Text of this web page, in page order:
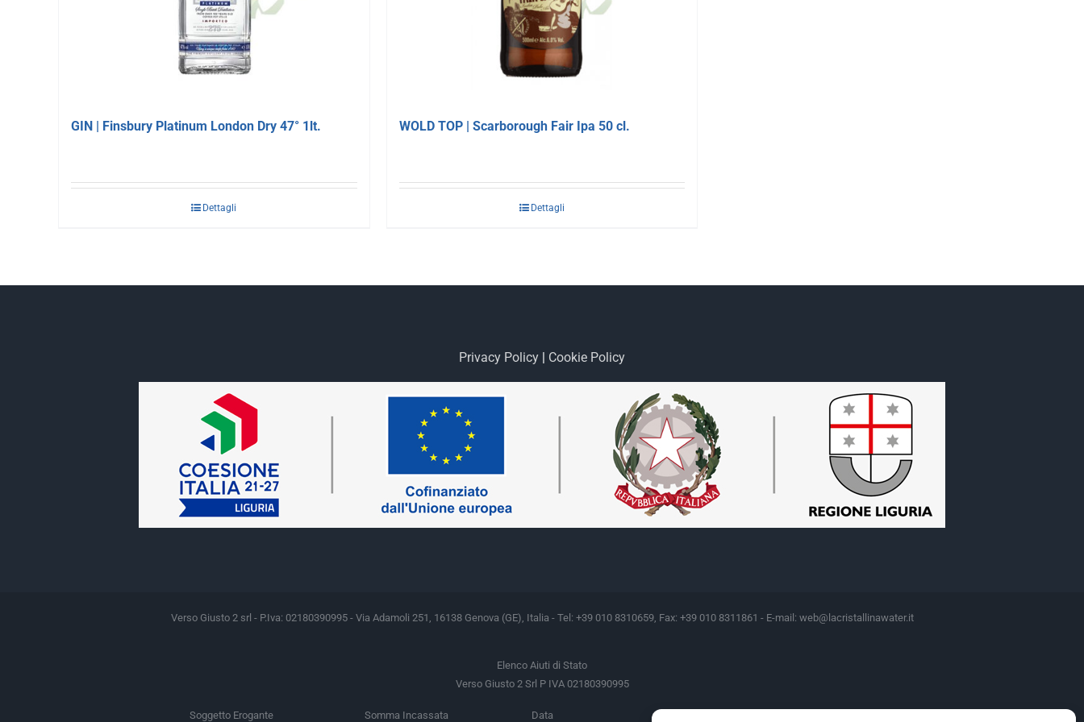
GIN | Finsbury Platinum London Dry 47° 1lt.
Dettagli
WOLD TOP | Scarborough Fair Ipa 50 cl.
Dettagli
Privacy Policy | Cookie Policy
Verso Giusto 2 srl - P.Iva: 02180390995 - Via Adamoli 251, 16138 Genova (GE), Italia - Tel: +39 010 8310659, Fax: +39 010 8311861 - E-mail: web@lacristallinawater.it
Elenco Aiuti di Stato
Verso Giusto 2 Srl P IVA 02180390995
Soggetto Erogante Somma Incassata Data